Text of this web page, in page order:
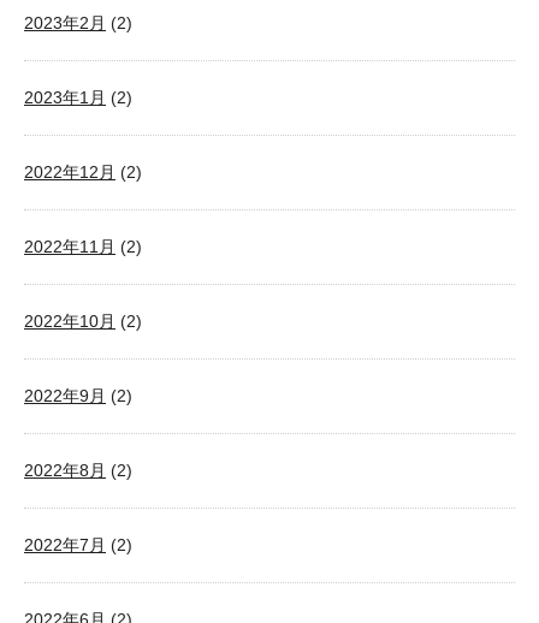
2023年2月 (2)
2023年1月 (2)
2022年12月 (2)
2022年11月 (2)
2022年10月 (2)
2022年9月 (2)
2022年8月 (2)
2022年7月 (2)